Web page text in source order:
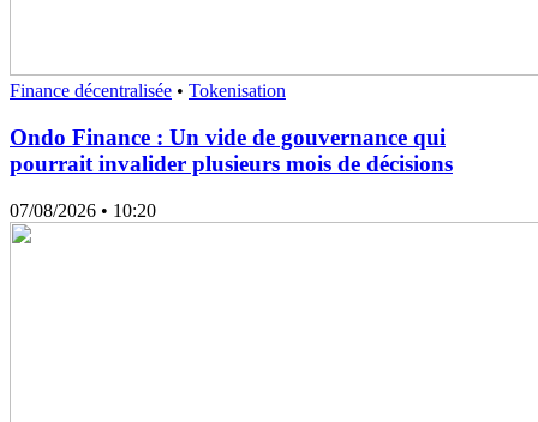
Finance décentralisée • Tokenisation
Ondo Finance : Un vide de gouvernance qui
pourrait invalider plusieurs mois de décisions
07/08/2026 • 10:20